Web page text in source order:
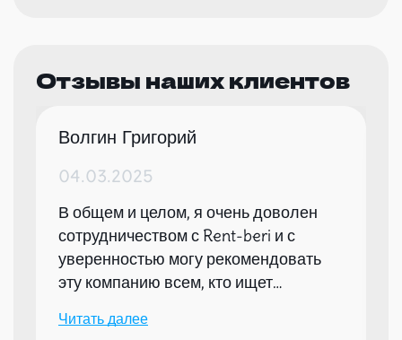
Отзывы наших клиентов
Волгин Григорий
04.03.2025
В общем и целом, я очень доволен
сотрудничеством с Rent-beri и с
уверенностью могу рекомендовать
эту компанию всем, кто ищет
мероприятий.
Читать далее